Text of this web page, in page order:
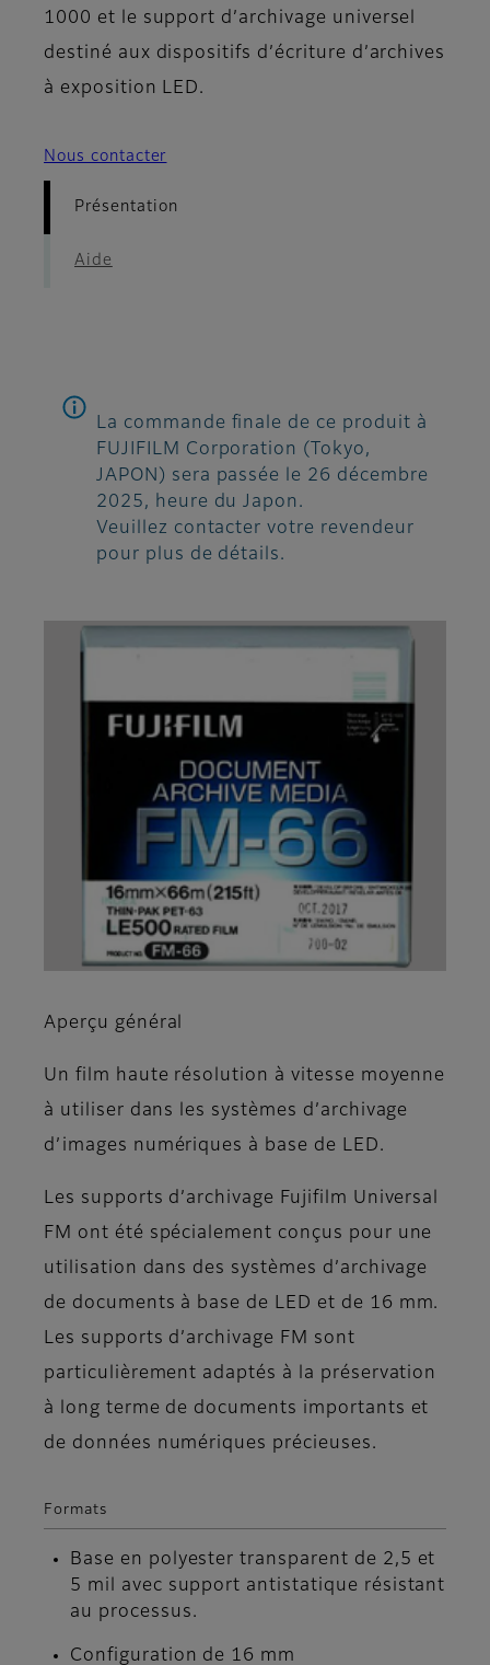
1000 et le support d’archivage universel
destiné aux dispositifs d’écriture d’archives
à exposition LED.
Nous contacter
Présentation
Aide
La commande finale de ce produit à
FUJIFILM Corporation (Tokyo,
JAPON) sera passée le 26 décembre
2025, heure du Japon.
Veuillez contacter votre revendeur
pour plus de détails.
Aperçu général
Un film haute résolution à vitesse moyenne
à utiliser dans les systèmes d’archivage
d’images numériques à base de LED.
Les supports d’archivage Fujifilm Universal
FM ont été spécialement conçus pour une
utilisation dans des systèmes d’archivage
de documents à base de LED et de 16 mm.
Les supports d’archivage FM sont
particulièrement adaptés à la préservation
à long terme de documents importants et
de données numériques précieuses.
Formats
Base en polyester transparent de 2,5 et
5 mil avec support antistatique résistant
au processus.
Configuration de 16 mm